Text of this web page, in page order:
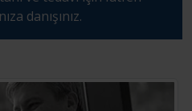
danışınız.